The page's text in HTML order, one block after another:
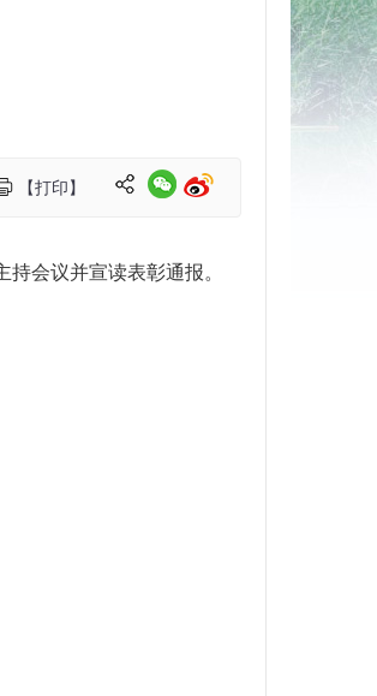
【打印】
会议并宣读表彰通报。